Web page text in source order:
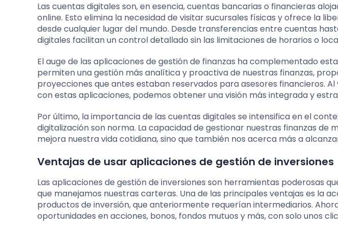
Las cuentas digitales son, en esencia, cuentas bancarias o financieras
online. Esto elimina la necesidad de visitar sucursales físicas y ofrece la
desde cualquier lugar del mundo. Desde transferencias entre cuentas
digitales facilitan un control detallado sin las limitaciones de horarios o
El auge de las aplicaciones de gestión de finanzas ha complementado
permiten una gestión más analítica y proactiva de nuestras finanzas,
proyecciones que antes estaban reservados para asesores financieros.
con estas aplicaciones, podemos obtener una visión más integrada y
Por último, la importancia de las cuentas digitales se intensifica en el
digitalización son norma. La capacidad de gestionar nuestras finanzas de
mejora nuestra vida cotidiana, sino que también nos acerca más a
Ventajas de usar aplicaciones de gestión de inversiones
Las aplicaciones de gestión de inversiones son herramientas poderosas
que manejamos nuestras carteras. Una de las principales ventajas es la
productos de inversión, que anteriormente requerían intermediarios.
oportunidades en acciones, bonos, fondos mutuos y más, con solo unos